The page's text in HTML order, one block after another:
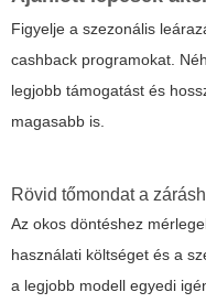
Figyelje a szezonális
cashback programokat.
legjobb támogatást és
magasabb is.
Rövid tőmondat a
Az okos döntéshez
használati költséget és a
a legjobb modell egyedi